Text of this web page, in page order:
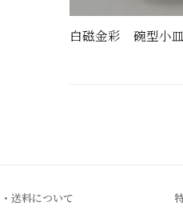
白磁金彩 碗型小皿
送料について